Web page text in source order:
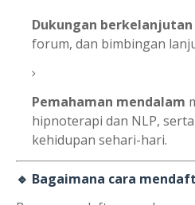
Dukungan berkelanjutan
forum, dan bimbingan
Pemahaman mendalam
hipnoterapi dan NLP,
kehidupan sehari-hari.
🔹 Bagaimana cara